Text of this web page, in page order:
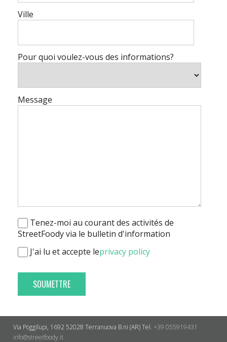
Ville
Pour quoi voulez-vous des informations?
Message
Tenez-moi au courant des activités de
StreetFoody via le bulletin d'information
J'ai lu et accepte leprivacy policy
SOUMETTRE
Via Poggilupi, 1692 52028 Terranuova B.ni (AR)Tel. +39 055919431
info@streetfoody.it